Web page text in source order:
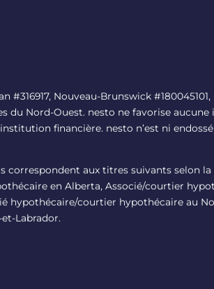
Nouveau-Brunswick
du Nord-Ouest. nesto ne favorise
financière. nesto n’est ni
correspondent aux titres suivants selon
en Alberta, Associé/courtier
hypothécaire/courtier hypothécaire au
Labrador.